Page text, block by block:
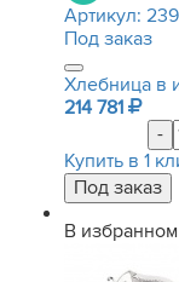
Артикул:
Под заказ
Хлебница в
214 781
-
Купить в 1
В избранном